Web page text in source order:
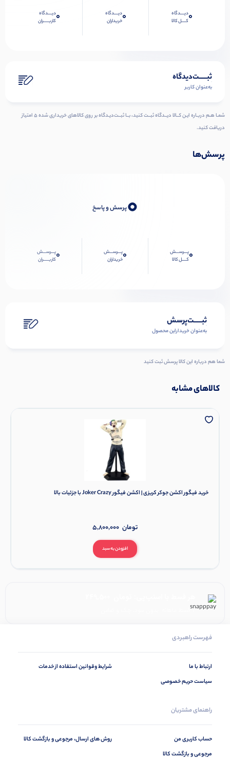
0دیــــدگاه
کــــل کالا
0دیــــدگاه
خریداران
0دیــــدگاه
کاربـــــران
ثبـــــت‌دیدگاه
به‌عنوان کاربر
شمـا هـم دربـاره ایـن کــالا دیــدگاه ثبــت کنید، بــا ثبــت‌دیـدگاه بر روی کالاهای خریداری شده ۵ امتیاز
دریافت کنید.
پرسش‌ها
0پرسش و پاسخ
0پـــرســـش
کــــل کالا
0پـــرســـش
خریداران
0پـــرســـش
کاربـــــران
ثبـــــت‌پرسش
به‌عنوان ‌خریدار‌این‌ محصول
شما هم درباره این کالا پرسش ثبت کنید
کالاهای مشابه
خرید فیگور اکشن جوکر کریزی | اکشن فیگور Joker Crazy با جزئیات بالا
افزودن به سبد
5,800,000 تومان
۴ قسط ماهانه. بدون سود، چک و ضامن.
فهرست راهبردی
ارتباط با ما
سیاست حریم خصوصی
شرایط وقوانین استفاده از خدمات
راهنمای مشتریان
حساب کاربری من
مرجوعی و بازگشت کالا
روش های ارسال، مرجوعی و بازگشت کالا